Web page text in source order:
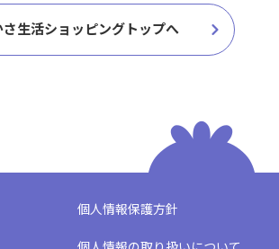
さ生活ショッピングトップへ
個人情報保護方針